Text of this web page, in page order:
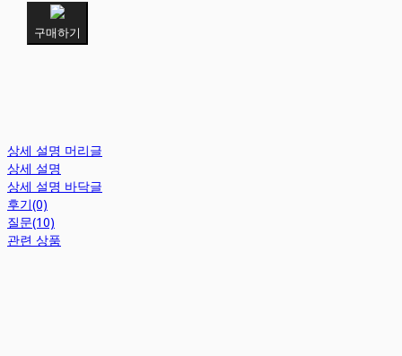
구매하기
상세 설명 머리글
상세 설명
상세 설명 바닥글
후기(0)
질문(10)
관련 상품